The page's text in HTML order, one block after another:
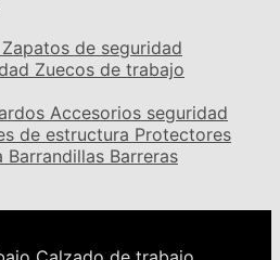
Zapatos de seguridad
Zuecos de trabajo
Accesorios seguridad
de estructura Protectores
Barrandillas Barreras